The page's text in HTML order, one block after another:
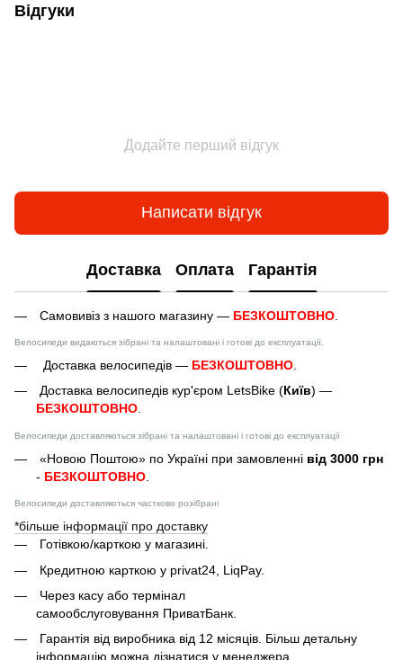
Відгуки
Додайте перший відгук
Написати відгук
Доставка Оплата Гарантія
Самовивіз з нашого магазину — БЕЗКОШТОВНО
Велосипеди видаються зібрані та налаштовані і готові до експлуатації.
Доставка велосипедів — БЕЗКОШТОВНО
Доставка велосипедів кур'єром LetsBike (Київ) —
БЕЗКОШТОВНО.
Велосипеди доставляються зібрані та налаштовані і готові до експлуатації
«Новою Поштою» по Україні при замовленні від 3000 грн
- БЕЗКОШТОВНО
Велосипеди доставляються частково розібрані
*більше інформації про доставку
Готівкою/карткою у магазині.
Кредитною карткою у privat24, LiqPay.
Через касу або термінал
самообслуговування ПриватБанк.
Гарантія від виробника від 12 місяців. Більш детальну
інформацію можна дізнатися у менеджера.